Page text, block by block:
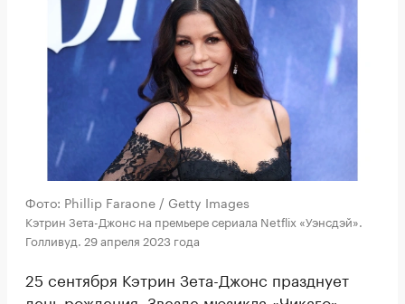
Фото: Phillip Faraone / Getty Images
Кэтрин Зета-Джонс на премьере сериала Netflix «Уэнсдэй».
Голливуд. 29 апреля 2023 года
25 сентября Кэтрин Зета-Джонс празднует